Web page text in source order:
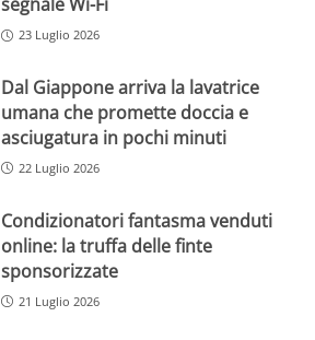
23 Luglio 2026
Dal Giappone arriva la lavatrice
umana che promette doccia e
asciugatura in pochi minuti
22 Luglio 2026
Condizionatori fantasma venduti
online: la truffa delle finte
sponsorizzate
21 Luglio 2026